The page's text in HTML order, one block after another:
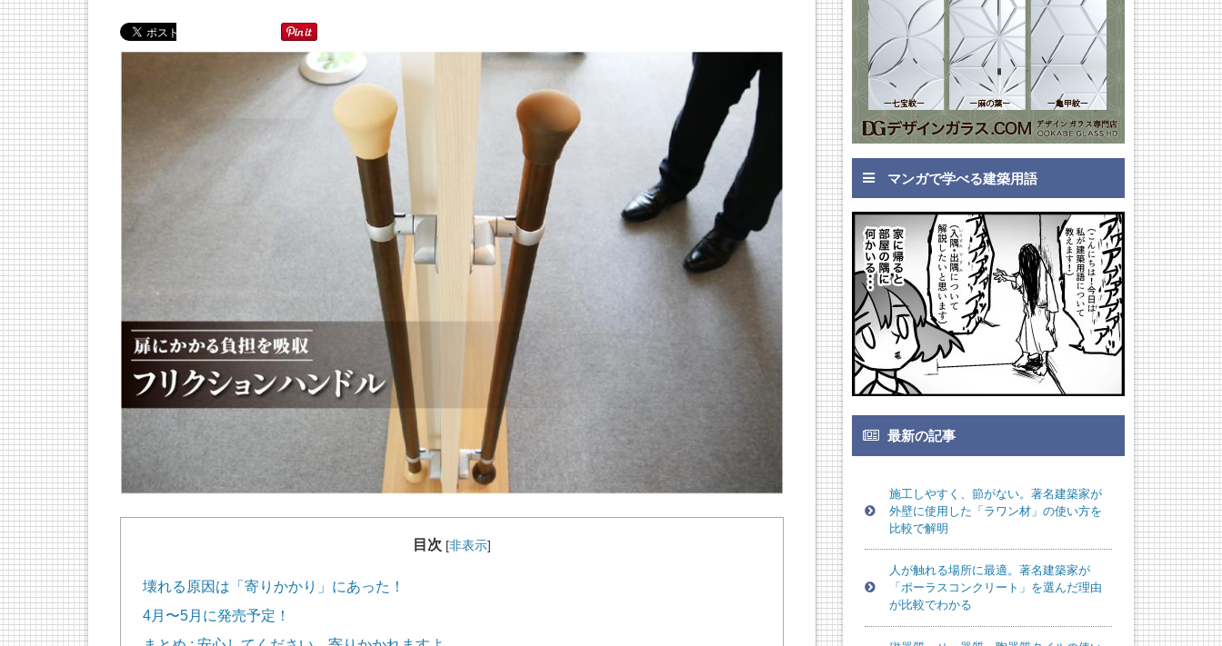
目次 [非表示]
壊れる原因は「寄りかかり」にあった！
4月〜5月に発売予定！
マンガで学べる建築用語
最新の記事
施工しやすく、節がない。著名建築家が
外壁に使用した「ラワン材」の使い方を
比較で解明
人が触れる場所に最適。著名建築家が
「ポーラスコンクリート」を選んだ理由
が比較でわかる